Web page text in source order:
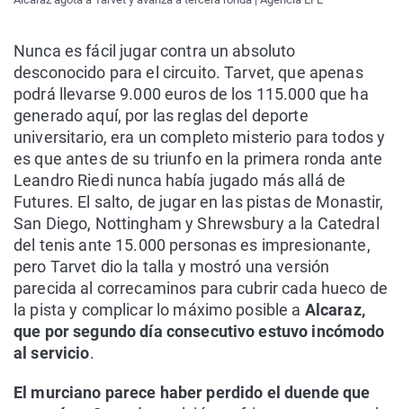
Nunca es fácil jugar contra un absoluto
desconocido para el circuito. Tarvet, que apenas
podrá llevarse 9.000 euros de los 115.000 que ha
generado aquí, por las reglas del deporte
universitario, era un completo misterio para todos y
es que antes de su triunfo en la primera ronda ante
Leandro Riedi nunca había jugado más allá de
Futures. El salto, de jugar en las pistas de Monastir,
San Diego, Nottingham y Shrewsbury a la Catedral
del tenis ante 15.000 personas es impresionante,
pero Tarvet dio la talla y mostró una versión
parecida al correcaminos para cubrir cada hueco de
la pista y complicar lo máximo posible a Alcaraz,
que por segundo día consecutivo estuvo incómodo
al servicio.
El murciano parece haber perdido el duende que